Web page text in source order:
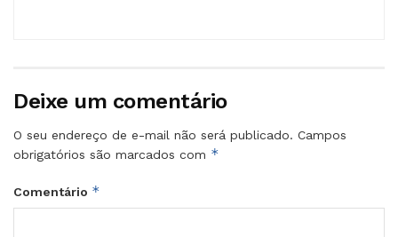
Deixe um comentário
O seu endereço de e-mail não será publicado. Campos
obrigatórios são marcados com *
Comentário *